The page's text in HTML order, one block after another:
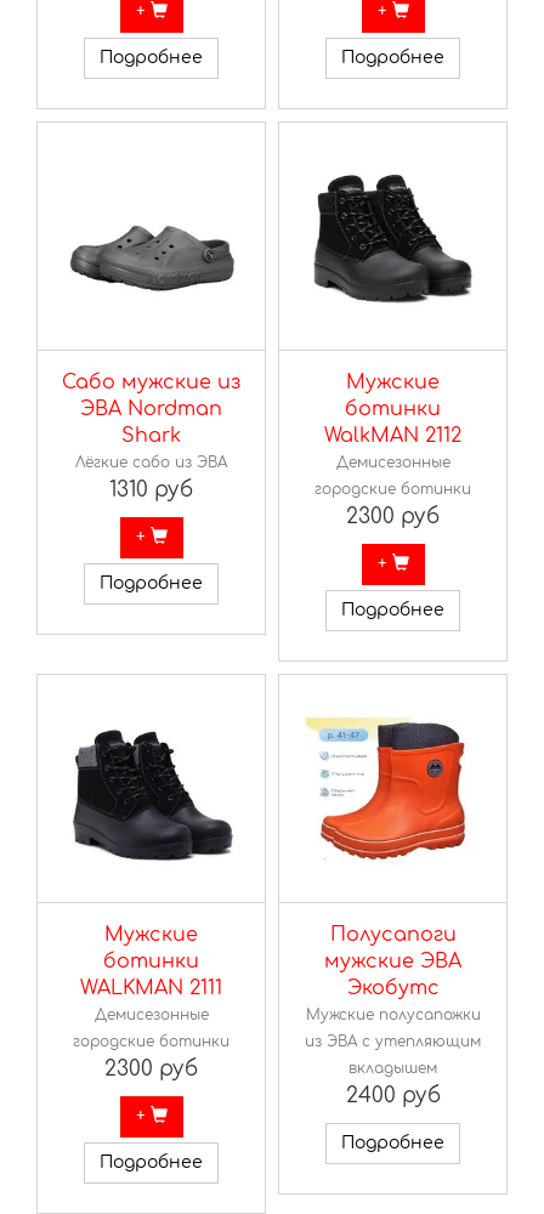
+
Подробнее
+
Подробнее
Сабо мужские из
ЭВА Nordman
Shark
Лёгкие сабо из ЭВА
1310 руб
+
Подробнее
Мужские
ботинки
WalkMAN 2112
Демисезонные
городские ботинки
2300 руб
+
Подробнее
Мужские
ботинки
WALKMAN 2111
Демисезонные
городские ботинки
2300 руб
+
Подробнее
Полусапоги
мужские ЭВА
Экобутс
Мужские полусапожки
из ЭВА с утепляющим
вкладышем
2400 руб
Подробнее